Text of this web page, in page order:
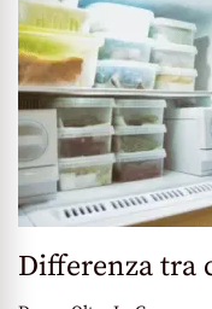
Differenza tra